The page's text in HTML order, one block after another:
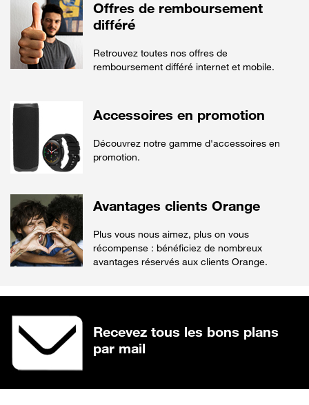
Offres de remboursement
différé
Retrouvez toutes nos offres de
remboursement différé internet et mobile.
Accessoires en promotion
Découvrez notre gamme d'accessoires en
promotion.
Avantages clients Orange
Plus vous nous aimez, plus on vous
récompense : bénéficiez de nombreux
avantages réservés aux clients Orange.
Recevez tous les bons plans
par mail